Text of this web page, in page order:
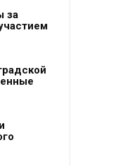
за